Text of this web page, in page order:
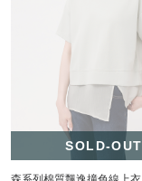
SOLD-OUT